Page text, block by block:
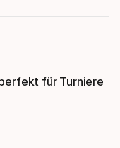
für Turniere